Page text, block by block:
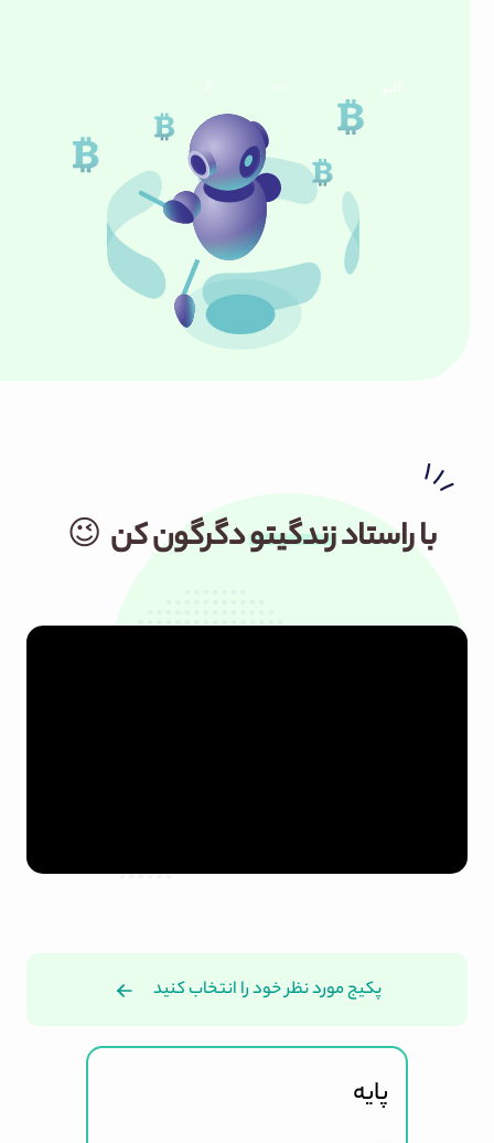
تیزر معرفی بایتیکل
با راستادزندگیتودگرگون کن 😉
خرید اشتراک بایتیکل
پکیج مورد نظر خود را انتخاب کنید
پایه